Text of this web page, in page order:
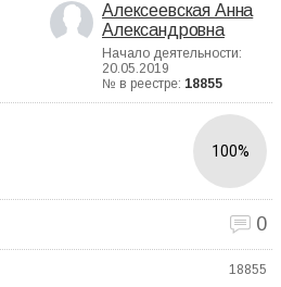
Алексеевская Анна
Александровна
Начало деятельности:
20.05.2019
№ в реестре: 18855
100%
0
18855